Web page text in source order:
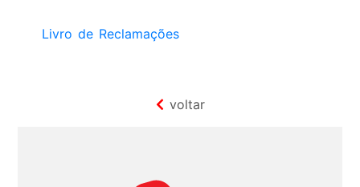
Livro de Reclamações
voltar